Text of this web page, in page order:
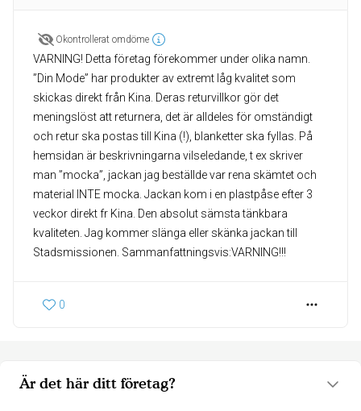
Är det här ditt företag?
Okontrollerat omdöme
VARNING! Detta företag förekommer under olika namn.
”Din Mode” har produkter av extremt låg kvalitet som
skickas direkt från Kina. Deras returvillkor gör det
meningslöst att returnera, det är alldeles för omständigt
och retur ska postas till Kina (!), blanketter ska fyllas. På
hemsidan är beskrivningarna vilseledande, t ex skriver
man ”mocka”, jackan jag beställde var rena skämtet och
material INTE mocka. Jackan kom i en plastpåse efter 3
veckor direkt fr Kina. Den absolut sämsta tänkbara
kvaliteten. Jag kommer slänga eller skänka jackan till
Stadsmissionen. Sammanfattningsvis:VARNING!!!
0